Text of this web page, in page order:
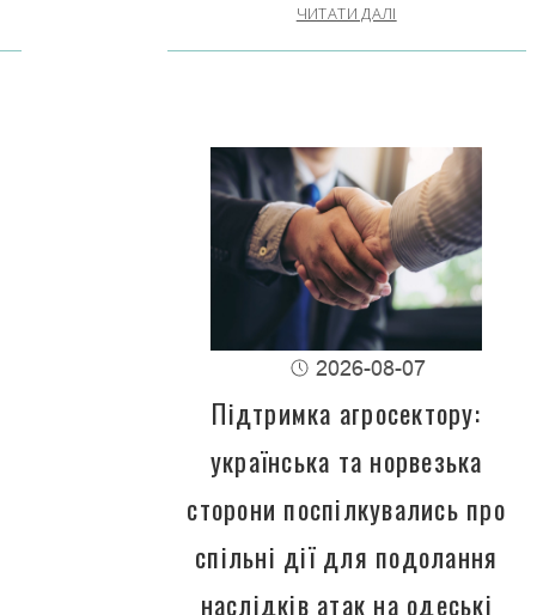
ЧИТАТИ ДАЛІ
2026-08-07
Підтримка агросектору:
українська та норвезька
сторони поспілкувались про
спільні дії для подолання
наслідків атак на одеські